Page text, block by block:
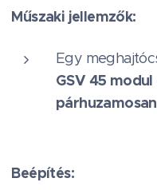
Műszaki jellemzők:
Egy
GSV 45
párhuzamosan
Beépítés: